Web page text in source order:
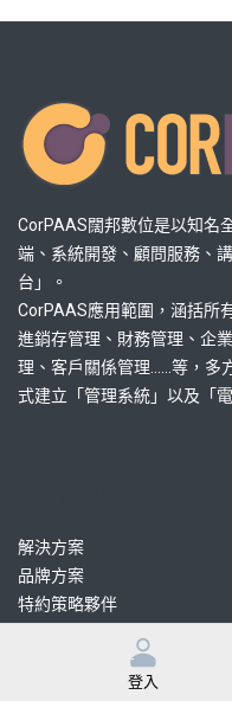
CorPAAS闊邦數位是以知名
端、系統開發、顧問服務、
台」。
CorPAAS應用範圍，涵括所
進銷存管理、財務管理、企
理、客戶關係管理......等，
式建立「管理系統」以及「
解決方案
品牌方案
特約策略夥伴
登入